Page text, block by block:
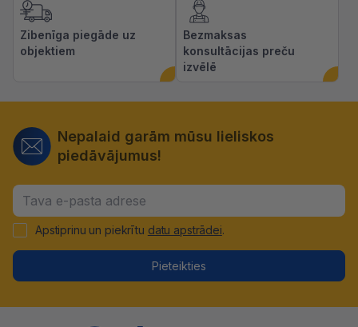
Zibenīga piegāde uz
objektiem
Bezmaksas
konsultācijas preču
izvēlē
Nepalaid garām mūsu lieliskos
piedāvājumus!
Apstiprinu un piekrītu datu apstrādei.
Pieteikties